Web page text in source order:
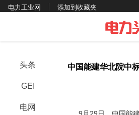
电力工业网 添加到收藏夹
头条
GEI
电网
中国能建华北院中